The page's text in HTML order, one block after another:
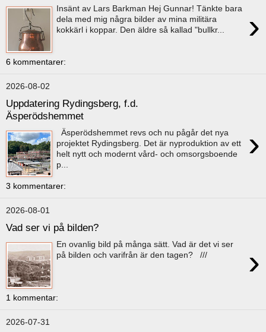
›
Insänt av Lars Barkman Hej Gunnar! Tänkte bara
dela med mig några bilder av mina militära
kokkärl i koppar. Den äldre så kallad "bullkr...
6 kommentarer:
2026-08-02
Uppdatering Rydingsberg, f.d.
Äsperödshemmet
›
Äsperödshemmet revs och nu pågår det nya
projektet Rydingsberg. Det är nyproduktion av ett
helt nytt och modernt vård- och omsorgsboende
p...
3 kommentarer:
2026-08-01
Vad ser vi på bilden?
›
En ovanlig bild på många sätt. Vad är det vi ser
på bilden och varifrån är den tagen? ///
1 kommentar:
2026-07-31